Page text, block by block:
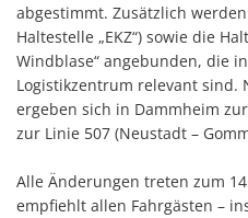
abgestimmt. Zusätzlich
Haltestelle „EKZ“) sowie die
Windblase“ angebunden, die
Logistikzentrum relevant sind.
ergeben sich in Dammheim
zur Linie 507 (Neustadt –
Alle Änderungen treten zum
empfiehlt allen Fahrgästen –